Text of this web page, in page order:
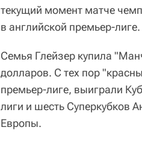
текущий момент матче
в английской премьер-лиге.
Семья Глейзер купила
долларов. С тех пор
премьер-лиге, выиграли
лиги и шесть Суперкубков
Европы.